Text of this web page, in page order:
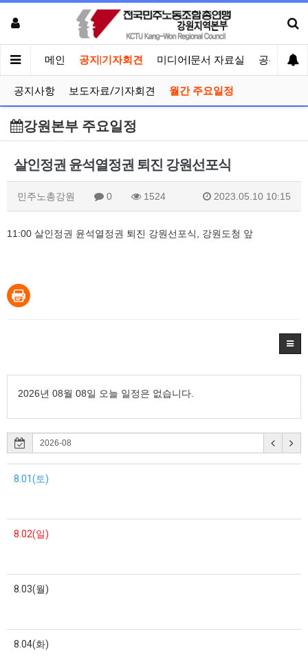
메인 공지|기자회견 미디어|문서 자료실 공유게시
공지사항 보도자료/기자회견 월간 주요일정
강원본부 주요일정
살인정권 윤석열정권 퇴진 강원선포식
민주노총강원 0 1524 2023.05.10 10:15
11:00 살인정권 윤석열정권 퇴진 강원선포식, 강원도청 앞
2026년 08월 08일 오늘 일정은 없습니다.
8.01(토)
8.02(일)
8.03(월)
8.04(화)